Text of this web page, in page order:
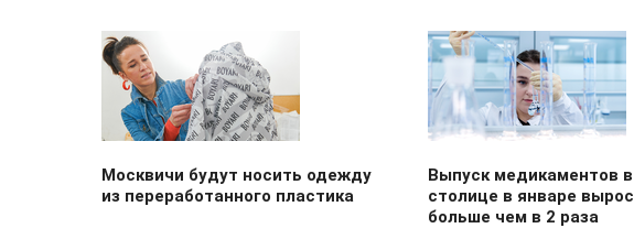
Москвичи будут носить одежду
из переработанного пластика
Выпуск медикаментов в
столице в январе вырос
больше чем в 2 раза